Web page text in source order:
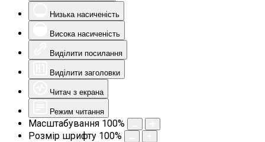
Низька насиченість
Висока насиченість
Виділити посилання
Виділити заголовки
Читач з екрана
Режим читання
Масштабування 100%
Розмір шрифту 100%